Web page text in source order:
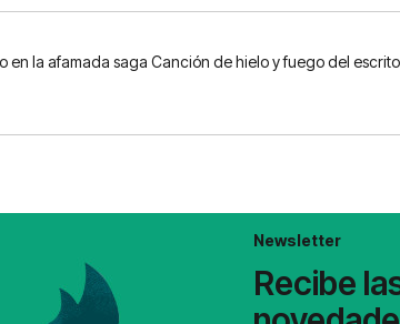
la afamada saga Canción de hielo y fuego del
Newsletter
Recibe